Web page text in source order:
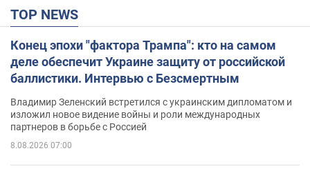
TOP NEWS
Конец эпохи "фактора Трампа": кто на самом
деле обеспечит Украине защиту от российской
баллистики. Интервью с Безсмертным
Владимир Зеленский встретился с украинским дипломатом и
изложил новое видение войны и роли международных
партнеров в борьбе с Россией
8.08.2026 07:00